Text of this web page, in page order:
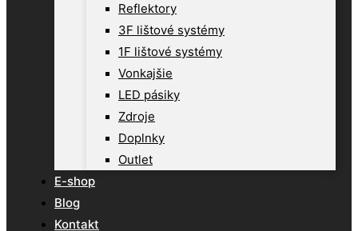
Reflektory
3F lištové systémy
1F lištové systémy
Vonkajšie
LED pásiky
Zdroje
Doplnky
Outlet
E-shop
Blog
Kontakt